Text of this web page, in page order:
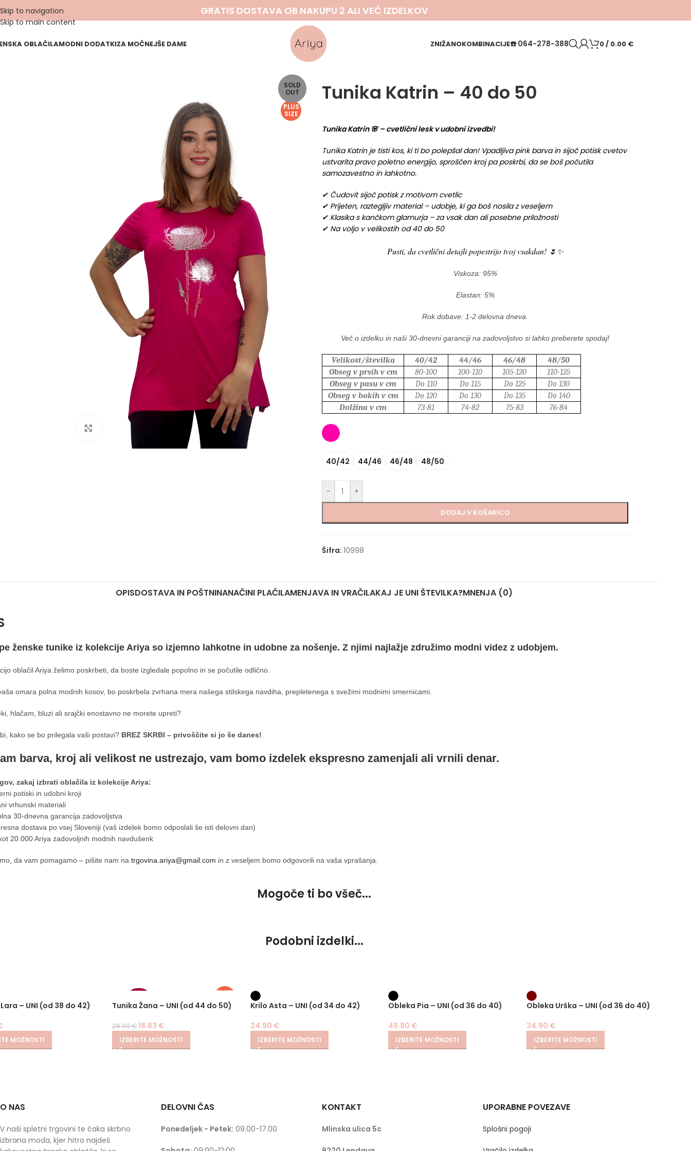
Skip to navigation
Skip to main content
GRATIS DOSTAVA OB NAKUPU 2 ALI VEČ IZDELKOV
OBLAČILAMODNI DODATKIZA MOČNEJŠE DAME ZNIŽANOKOMBINACIJE☎️064-278-388 0/ 0.00 €
SOLD
OUT
PLUS
SIZE
Click to enlarge
Tunika Katrin – 40 do 50
Tunika Katrin 🌸 – cvetlični lesk v udobni izvedbi!
Tunika Katrin je tisti kos, ki ti bo polepšal dan! Vpadljiva pink barva in sijoč potisk cvetov
ustvarita pravo poletno energijo, sproščen kroj pa poskrbi, da se boš počutila
samozavestno in lahkotno.
✔ Čudovit sijoč potisk z motivom cvetlic
✔ Prijeten, raztegljiv material – udobje, ki ga boš nosila z veseljem
✔ Klasika s kančkom glamurja – za vsak dan ali posebne priložnosti
✔ Na voljo v velikostih od 40 do 50
Pusti, da cvetlični detajli popestrijo tvoj vsakdan! 🌷✨
Viskoza: 95%
Elastan: 5%
Rok dobave: 1-2 delovna dneva.
Več o izdelku in naši 30-dnevni garanciji na zadovoljstvo si lahko preberete spodaj!
Velikost/številka 40/42 44/46 46/48
48/50
Obseg v prsih v cm
80-100 100-110 105-120
110-125
Obseg v pasu v cm
Do 110 Do 115 Do 125
Do 130
Obseg v bokih v cm
Do 120 Do 130 Do 135
Do 140
Dolžina v cm
73-81 74-82 75-83 76-84
40/42 44/46 46/48 48/50
- +
DODAJ V KOŠARICO
Šifra: 10998
OPISDOSTAVA IN POŠTNINANAČINI PLAČILAMENJAVA IN VRAČILAKAJ JE UNI ŠTEVILKA?MNENJA (0)
ženske tunike iz kolekcije Ariya so izjemno lahkotne in udobne za nošenje. Z njimi najlažje združimo modni videz z udobjem.
oblačil Ariya želimo poskrbeti, da boste izgledale popolno in se počutile odlično.
omara polna modnih kosov, bo poskrbela zvrhana mera našega stilskega navdiha, prepletenega s svežimi modnimi smernicami.
hlačam, bluzi ali srajčki enostavno ne morete upreti?
kako se bo prilegala vaši postavi? BREZ SKRBI – privoščite si jo še danes!
barva, kroj ali velikost ne ustrezajo, vam bomo izdelek ekspresno zamenjali ali vrnili denar.
zakaj izbrati oblačila iz kolekcije Ariya:
potiski in udobni kroji
vrhunski materiali
30-dnevna garancija zadovoljstva
dostava po vsej Sloveniji (vaš izdelek bomo odposlali še isti delovni dan)
20.000 Ariya zadovoljnih modnih navdušenk
da vam pomagamo – pišite nam na trgovina.ariya@gmail.com in z veseljem bomo odgovorili na vaša vprašanja.
Mogoče ti bo všeč...
Podobni izdelki...
– UNI (od 38 do 42)
MOŽNOSTI
PLUS
SIZE
-30%
Tunika Žana – UNI (od 44 do 50)
26.90€18.83 €
IZBERITE MOŽNOSTI
Krilo Asta – UNI (od 34 do 42)
24.90 €
IZBERITE MOŽNOSTI
Obleka Pia – UNI (od 36 do 40)
49.90 €
IZBERITE MOŽNOSTI
Obleka Urška – UNI (od 36 do 40)
34.90 €
IZBERITE MOŽNOSTI
O NAS
V naši spletni trgovini te čaka skrbno
izbrana moda, kjer hitro najdeš
DELOVNI ČAS
Ponedeljek - Petek: 09.00-17.00
KONTAKT
Mlinska ulica 5c
UPORABNE POVEZAVE
Splošni pogoji